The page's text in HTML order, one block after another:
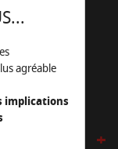
agréable
implications